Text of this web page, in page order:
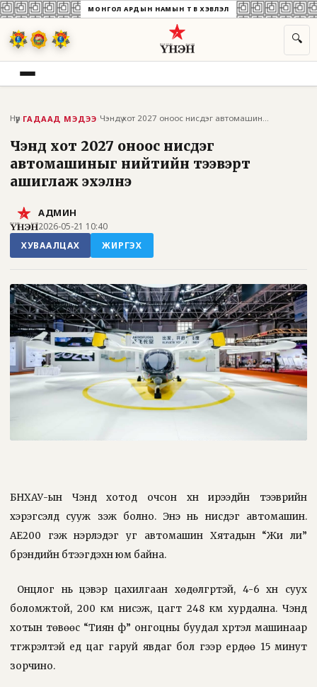
МОНГОЛ АРДЫН НАМЫН ТӨВ ХЭВЛЭЛ
🔍
Нүүр ГАДААД МЭДЭЭ Чэндү хот 2027 оноос нисдэг автомашиныг...
Чэндү хот 2027 оноос нисдэг
автомашиныг нийтийн тээвэрт
ашиглаж эхэлнэ
АДМИН
2026-05-21 10:40
ХУВААЛЦАХ
ЖИРГЭХ
БНХАУ-ын Чэндү хотод очсон хүн ирээдүйн тээврийн
хэрэгсэлд сууж үзэж болно. Энэ нь нисдэг автомашин.
AE200 гэж нэрлэдэг уг автомашин Хятадын “Жи ли”
брэндийн бүтээгдэхүүн юм байна.
Онцлог нь цэвэр цахилгаан хөдөлгүүртэй, 4-6 хүн суух
боломжтой, 200 км нисэж, цагт 248 км хурдална. Чэндү
хотын төвөөс “Тиян фү” онгоцны буудал хүртэл машинаар
түгжрэлтэй үед цаг гаруй явдаг бол үүгээр ердөө 15 минут
зорчино.